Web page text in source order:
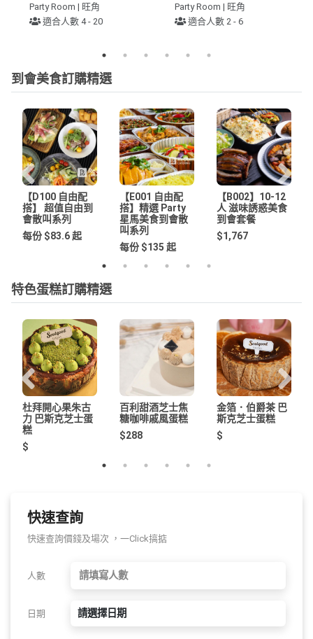
Party Room | 旺角
適合人數 4 - 20
Party Room | 旺角
適合人數 2 - 6
到會美食訂購精選
【D100 自由配
搭】 超值自由到
會散叫系列
每份 $83.6 起
【E001 自由配
搭】精選 Party
星馬美食到會散
叫系列
每份 $135 起
【B002】10-12
人 滋味誘惑美食
到會套餐
$1,767
特色蛋糕訂購精選
杜拜開心果朱古
力 巴斯克芝士蛋
糕
$
百利甜酒芝士焦
糖咖啡戚風蛋糕
$288
金箔．伯爵茶 巴
斯克芝士蛋糕
$
快速查詢
快速查詢價錢及場次 ，一Click搞掂
人數
日期 請選擇日期